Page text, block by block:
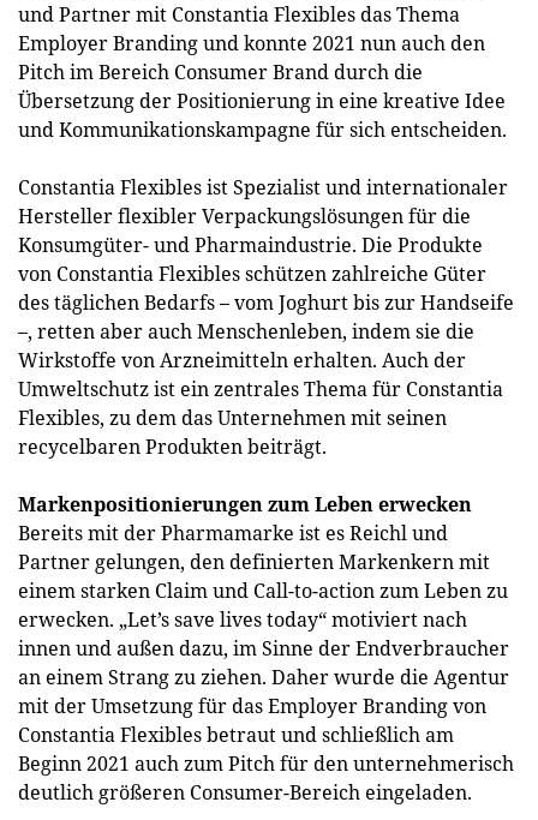
und Partner mit Constantia Flexibles das Thema
Employer Branding und konnte 2021 nun auch den
Pitch im Bereich Consumer Brand durch die
Übersetzung der Positionierung in eine kreative Idee
und Kommunikationskampagne für sich entscheiden.
Constantia Flexibles ist Spezialist und internationaler
Hersteller flexibler Verpackungslösungen für die
Konsumgüter- und Pharmaindustrie. Die Produkte
von Constantia Flexibles schützen zahlreiche Güter
des täglichen Bedarfs – vom Joghurt bis zur Handseife
–, retten aber auch Menschenleben, indem sie die
Wirkstoffe von Arzneimitteln erhalten. Auch der
Umweltschutz ist ein zentrales Thema für Constantia
Flexibles, zu dem das Unternehmen mit seinen
recycelbaren Produkten beiträgt.
Markenpositionierungen zum Leben erwecken
Bereits mit der Pharmamarke ist es Reichl und
Partner gelungen, den definierten Markenkern mit
einem starken Claim und Call-to-action zum Leben zu
erwecken. „Let’s save lives today“ motiviert nach
innen und außen dazu, im Sinne der Endverbraucher
an einem Strang zu ziehen. Daher wurde die Agentur
mit der Umsetzung für das Employer Branding von
Constantia Flexibles betraut und schließlich am
Beginn 2021 auch zum Pitch für den unternehmerisch
deutlich größeren Consumer-Bereich eingeladen.